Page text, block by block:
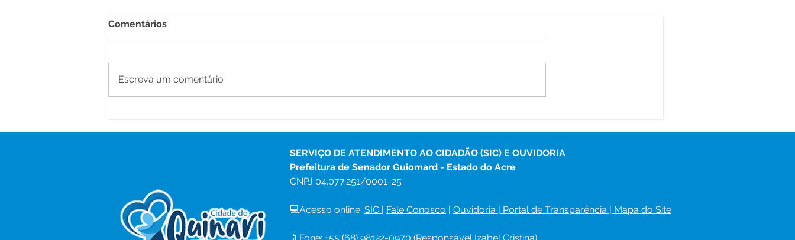
Cabral
Boa Água e Bonal
Comentários
Escreva um comentário
SERVIÇO DE ATENDIMENTO AO CIDADÃO (SIC) E OUVIDORIA
Prefeitura de Senador Guiomard - Estado do Acre
CNPJ 04.077.251/0001-25
💻Acesso online: SIC Fale Conosco Ouvidoria Portal de Transparência Mapa do Site